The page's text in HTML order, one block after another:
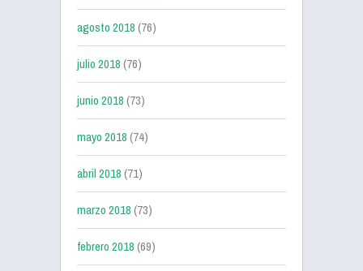
agosto 2018(76)
julio 2018(76)
junio 2018(73)
mayo 2018(74)
abril 2018(71)
marzo 2018(73)
febrero 2018(69)